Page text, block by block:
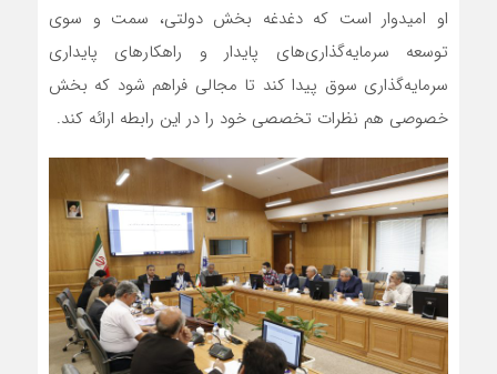
او امیدوار است که دغدغه بخش دولتی، سمت و سوی
توسعه سرمایه‌گذاری‌های پایدار و راهکارهای پایداری
سرمایه‌گذاری سوق پیدا کند تا مجالی فراهم شود که بخش
خصوصی هم نظرات تخصصی خود را در این رابطه ارائه کند.